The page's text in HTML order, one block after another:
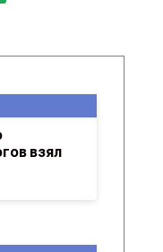
взял